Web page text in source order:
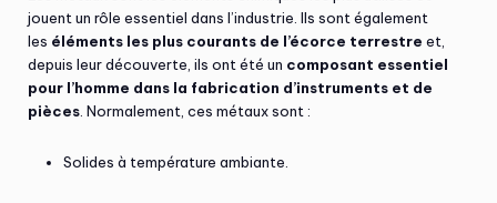
jouent un rôle essentiel dans l’industrie. Ils sont également
les éléments les plus courants de l’écorce terrestre et,
depuis leur découverte, ils ont été un composant essentiel
pour l’homme dans la fabrication d’instruments et de
pièces . Normalement, ces métaux sont :
Solides à température ambiante.